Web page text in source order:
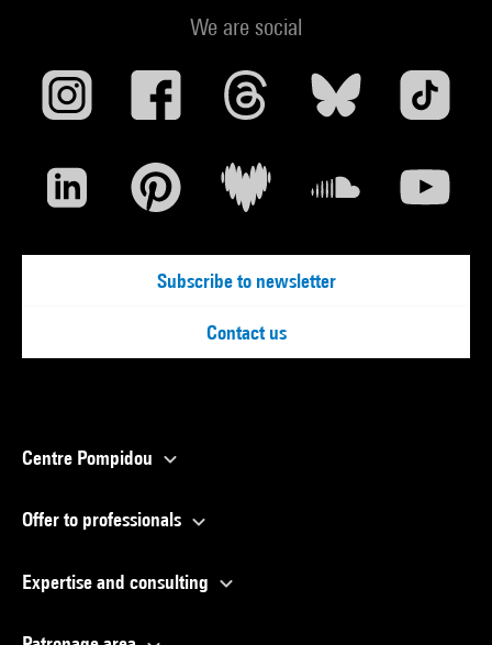
We are social
Subscribe to newsletter
Contact us
Centre Pompidou
Offer to professionals
Expertise and consulting